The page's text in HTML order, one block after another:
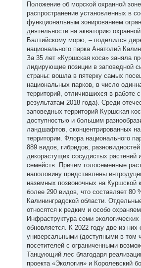
Положение об морской охранной
распространение установленных в
функциональным зонированием
деятельности на акваторию
Балтийскому морю, – поделился
национального парка Анатолий
За 35 лет «Куршская коса» заняла
лидирующие позиции в заповедной
страны: вошла в пятерку самых
национальных парков, в число
территорий, отличившихся в работе
результатам 2018 года). Среди
заповедных территорий Куршская
доступностью и большим
ландшафтов, сконцентрированных
территории. Флора национального
889 видов, гибридов,
дикорастущих сосудистых растений
семейств. Причем голосеменные
наполовину представлены
наземных позвоночных на Куршской
более 290 видов, что составляет 80
Калининградской области.
относятся к редким и особо
Инфраструктура семи экологических
обновляется. К 2022 году две из них
универсальными (доступными в том
посетителей с ограниченными
Танцующий лес благодаря
проекта «Экология» и Королевский